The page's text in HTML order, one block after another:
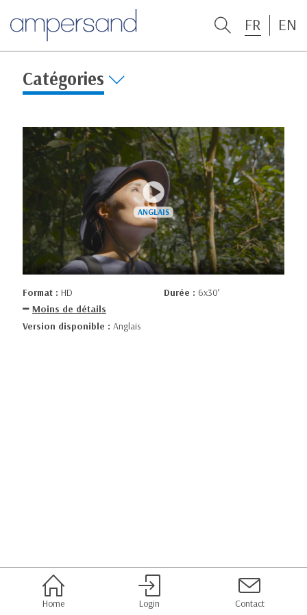
FR EN
Catégories
Format : HD Durée : 6x30’
Moins de détails
Version disponible : Anglais
Home Login Contact